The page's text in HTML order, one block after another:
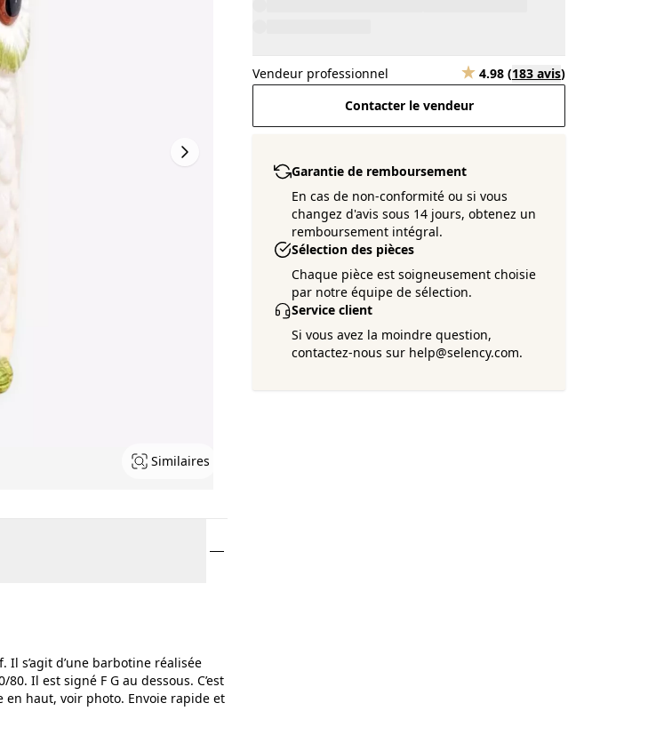
Similaires
Vendeur professionnel 4.98 (183 avis)
Contacter le vendeur
Garantie de remboursement
En cas de non-conformité ou si vous
changez d'avis sous 14 jours, obtenez un
remboursement intégral.
Sélection des pièces
Chaque pièce est soigneusement choisie
par notre équipe de sélection.
Service client
Si vous avez la moindre question,
contactez-nous sur help@selency.com.
s’agit d’une barbotine réalisée
Il est signé F G au dessous. C’est
en haut, voir photo. Envoie rapide et